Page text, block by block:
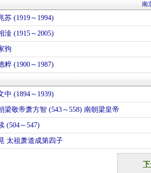
南
苏 (1919～1994)
淦 (1915～2005)
驹
粹 (1900～1987)
中 (1894～1939)
梁敬帝萧方智 (543～558) 南朝梁皇帝
(504～547)
太祖萧道成第四子